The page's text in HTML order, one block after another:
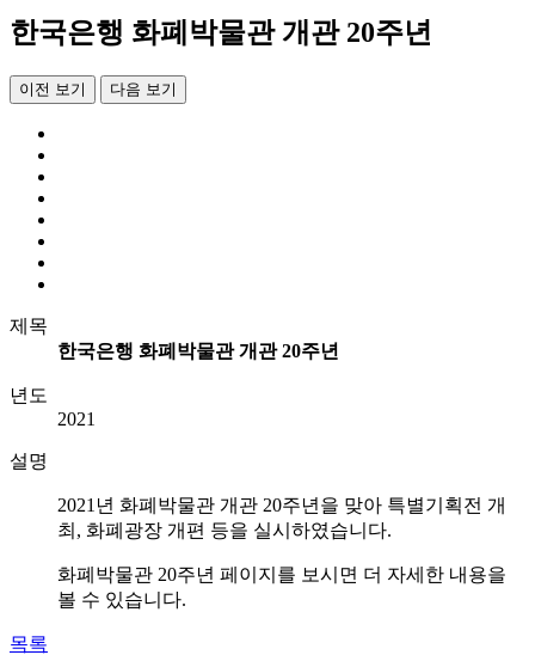
한국은행 화폐박물관 개관 20주년
이전 보기 다음 보기
제목
한국은행 화폐박물관 개관 20주년
년도
2021
설명
2021년 화폐박물관 개관 20주년을 맞아 특별기획전 개
최, 화폐광장 개편 등을 실시하였습니다.
화폐박물관 20주년 페이지를 보시면 더 자세한 내용을
볼 수 있습니다.
목록